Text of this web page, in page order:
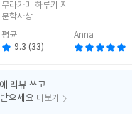
글
쓴
무라카미 하루키 저
문학사상
평균
9.3 (33)
Anna
리뷰 쓰고
으세요 더보기